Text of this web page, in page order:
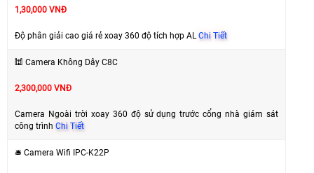
1,30,000 VNĐ
Độ phân giải cao giá rẻ xoay 360 độ tích hợp ALChi Tiết
🕍 Camera Không Dây C8C
2,300,000 VNĐ
Camera Ngoài trời xoay 360 độ sử dụng trước cổng nhà giám sát
công trình Chi Tiết
🛎 Camera Wifi IPC-K22P